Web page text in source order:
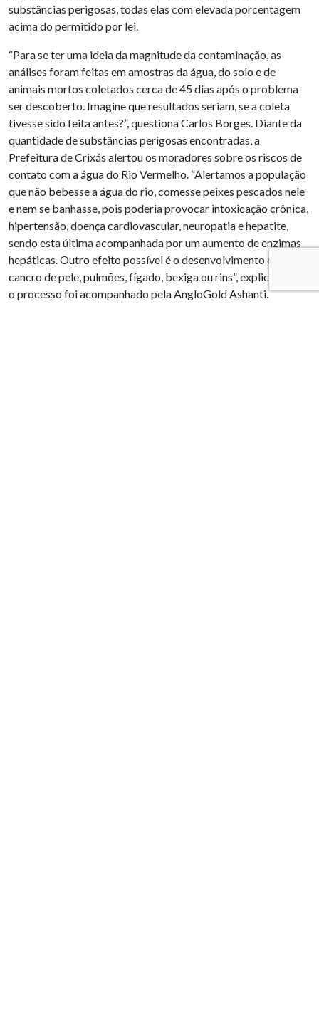
substâncias perigosas, todas elas com elevada porcentagem
acima do permitido por lei.
“Para se ter uma ideia da magnitude da contaminação, as
análises foram feitas em amostras da água, do solo e de
animais mortos coletados cerca de 45 dias após o problema
ser descoberto. Imagine que resultados seriam, se a coleta
tivesse sido feita antes?”, questiona Carlos Borges. Diante da
quantidade de substâncias perigosas encontradas, a
Prefeitura de Crixás alertou os moradores sobre os riscos de
contato com a água do Rio Vermelho. “Alertamos a população
que não bebesse a água do rio, comesse peixes pescados nele
e nem se banhasse, pois poderia provocar intoxicação crônica,
hipertensão, doença cardiovascular, neuropatia e hepatite,
sendo esta última acompanhada por um aumento de enzimas
hepáticas. Outro efeito possível é o desenvolvimento de
cancro de pele, pulmões, fígado, bexiga ou rins”, explica. Todo
o processo foi acompanhado pela AngloGold Ashanti.